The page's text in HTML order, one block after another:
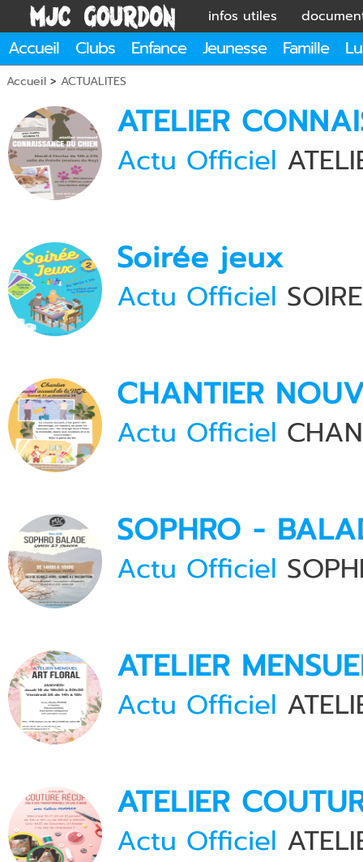
infos utiles
Accueil Clubs Enfance Jeunesse Famille
Accueil > ACTUALITES
ATELIER
Actu Officiel
Soirée jeux
Actu Officiel
CHANTIER
Actu Officiel
SOPHRO -
Actu Officiel
ATELIER
Actu Officiel
ATELIER
Actu Officiel